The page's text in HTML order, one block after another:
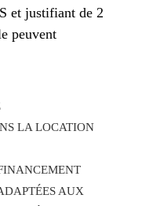
et justifiant de 2
peuvent
LA LOCATION
AUX